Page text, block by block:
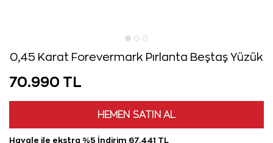
0,45 Karat Forevermark Pırlanta Beştaş Yüzük
70.990 TL
HEMEN SATIN AL
Havale ile ekstra %5 İndirim 67.441 TL